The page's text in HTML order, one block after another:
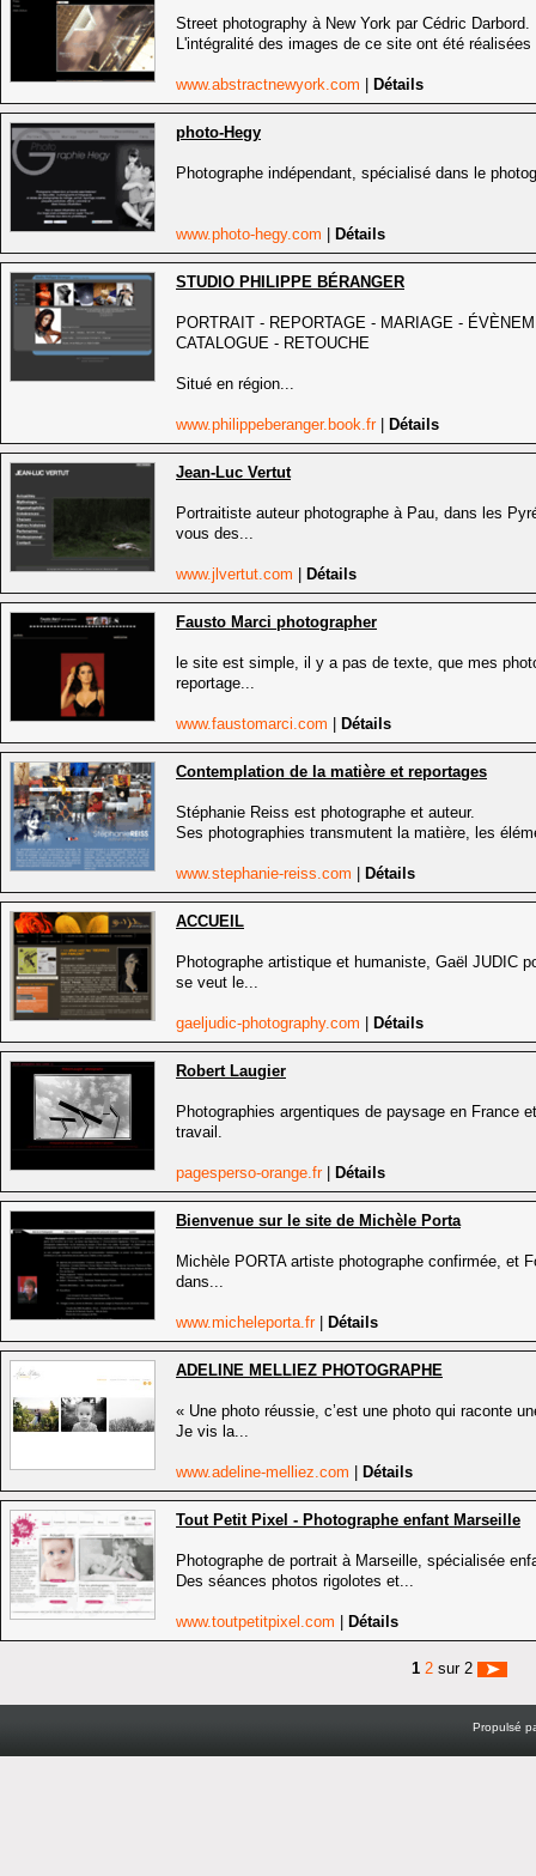
Street photography à New York par Cédric Darbord.
L'intégralité des images de ce site ont été réalisées
www.abstractnewyork.com Détails
photo-Hegy
Photographe indépendant, spécialisé dans le
www.photo-hegy.com Détails
STUDIO PHILIPPE BÉRANGER
PORTRAIT - REPORTAGE - MARIAGE -
CATALOGUE - RETOUCHE
Situé en région...
www.philippeberanger.book.fr Détails
Jean-Luc Vertut
Portraitiste auteur photographe à Pau, dans les
vous des...
www.jlvertut.com Détails
Fausto Marci photographer
le site est simple, il y a pas de texte, que mes
reportage...
www.faustomarci.com Détails
Contemplation de la matière et reportages
Stéphanie Reiss est photographe et auteur.
Ses photographies transmutent la matière, les
www.stephanie-reiss.com Détails
ACCUEIL
Photographe artistique et humaniste, Gaël JUDIC
se veut le...
gaeljudic-photography.com Détails
Robert Laugier
Photographies argentiques de paysage en France
travail.
pagesperso-orange.fr Détails
Bienvenue sur le site de Michèle Porta
Michèle PORTA artiste photographe confirmée, et
dans...
www.micheleporta.fr Détails
ADELINE MELLIEZ PHOTOGRAPHE
« Une photo réussie, c’est une photo qui raconte
Je vis la...
www.adeline-melliez.com Détails
Tout Petit Pixel - Photographe enfant Marseille
Photographe de portrait à Marseille, spécialisée
Des séances photos rigolotes et...
www.toutpetitpixel.com Détails
1 2 sur 2
Propulsé